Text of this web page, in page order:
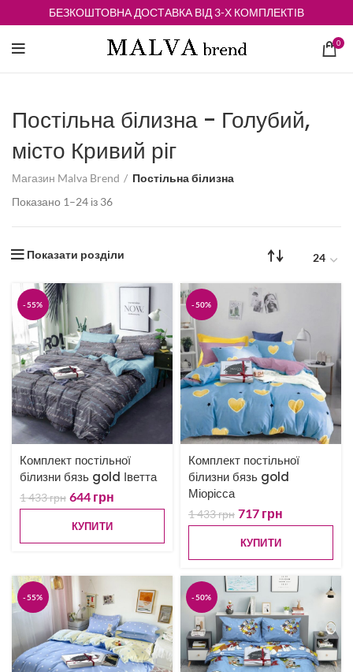
БЕЗКОШТОВНА ДОСТАВКА ВІД 3-Х КОМПЛЕКТІВ
0
Постільна білизна - Голубий,
місто Кривий ріг
Магазин Malva Brend
Постільна білизна
Показано 1–24 із 36Відсортовано
оцінкою
Показати розділи
-55%
Комплект постільної
білизни бязь gold Іветта
1 433грн 644 грн
КУПИТИ
-50%
Комплект постільної
білизни бязь gold
Міорісса
1 433грн 717 грн
КУПИТИ
-55% -50%